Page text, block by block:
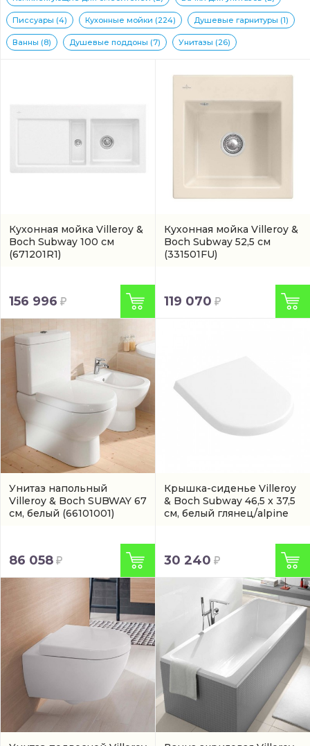
Писсуары (4) Кухонные мойки (224) Душевые гарнитуры (1)
Ванны (8) Душевые поддоны (7) Унитазы (26)
Кухонная мойка Villeroy &
Boch Subway 100 см
(671201R1)
156 996
Кухонная мойка Villeroy &
Boch Subway 52,5 см
(331501FU)
119 070
Унитаз напольный
Villeroy & Boch SUBWAY 67
см, белый (66101001)
86 058
Крышка-сиденье Villeroy
& Boch Subway 46,5 x 37,5
см, белый глянец/alpine
30 240